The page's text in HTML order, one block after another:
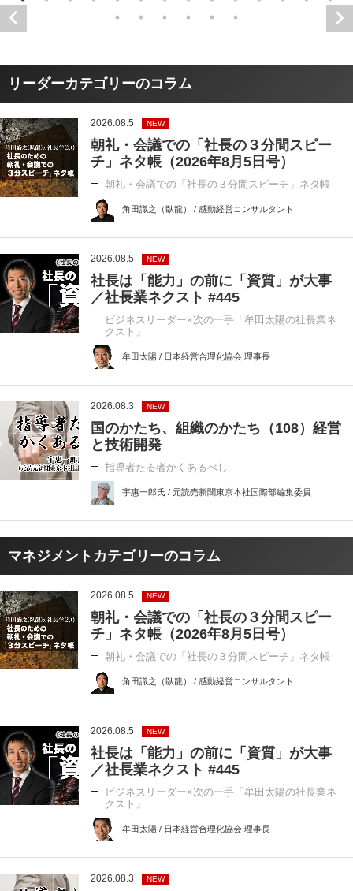
リーダーカテゴリーのコラム
2026.08.5 NEW
朝礼・会議での「社長の３分間スピー
チ」ネタ帳（2026年8月5日号）
朝礼・会議での「社長の３分間スピーチ」ネタ帳
角田識之（臥龍） / 感動経営コンサルタント
2026.08.5 NEW
社長は「能力」の前に「資質」が大事
／社長業ネクスト #445
ビジネスリーダー×次の一手「牟田太陽の社長業ネ
クスト」
牟田太陽 / 日本経営合理化協会 理事長
2026.08.3 NEW
国のかたち、組織のかたち（108）経営
と技術開発
指導者たる者かくあるべし
宇惠一郎氏 / 元読売新聞東京本社国際部編集委員
マネジメントカテゴリーのコラム
2026.08.5 NEW
朝礼・会議での「社長の３分間スピー
チ」ネタ帳（2026年8月5日号）
朝礼・会議での「社長の３分間スピーチ」ネタ帳
角田識之（臥龍） / 感動経営コンサルタント
2026.08.5 NEW
社長は「能力」の前に「資質」が大事
／社長業ネクスト #445
ビジネスリーダー×次の一手「牟田太陽の社長業ネ
クスト」
牟田太陽 / 日本経営合理化協会 理事長
2026.08.3 NEW